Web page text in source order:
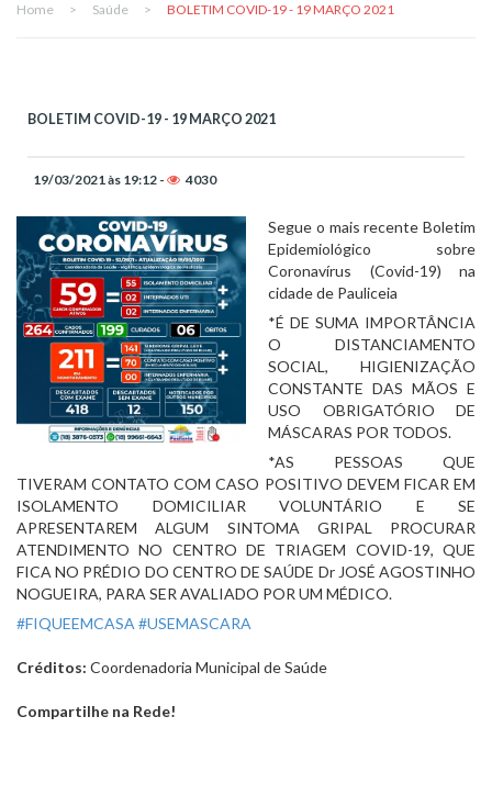
Home > Saúde > BOLETIM COVID-19 - 19 MARÇO 2021
BOLETIM COVID-19 - 19 MARÇO 2021
19/03/2021 às 19:12 - 4030
Segue o mais recente Boletim
Epidemiológico sobre
Coronavírus (Covid-19) na
cidade de Pauliceia
*É DE SUMA IMPORTÂNCIA
O DISTANCIAMENTO
SOCIAL, HIGIENIZAÇÃO
CONSTANTE DAS MÃOS E
USO OBRIGATÓRIO DE
MÁSCARAS POR TODOS.
*AS PESSOAS QUE
TIVERAM CONTATO COM CASO POSITIVO DEVEM FICAR EM
ISOLAMENTO DOMICILIAR VOLUNTÁRIO E SE
APRESENTAREM ALGUM SINTOMA GRIPAL PROCURAR
ATENDIMENTO NO CENTRO DE TRIAGEM COVID-19, QUE
FICA NO PRÉDIO DO CENTRO DE SAÚDE Dr JOSÉ AGOSTINHO
NOGUEIRA, PARA SER AVALIADO POR UM MÉDICO.
#FIQUEEMCASA#USEMASCARA
Créditos: Coordenadoria Municipal de Saúde
Compartilhe na Rede!